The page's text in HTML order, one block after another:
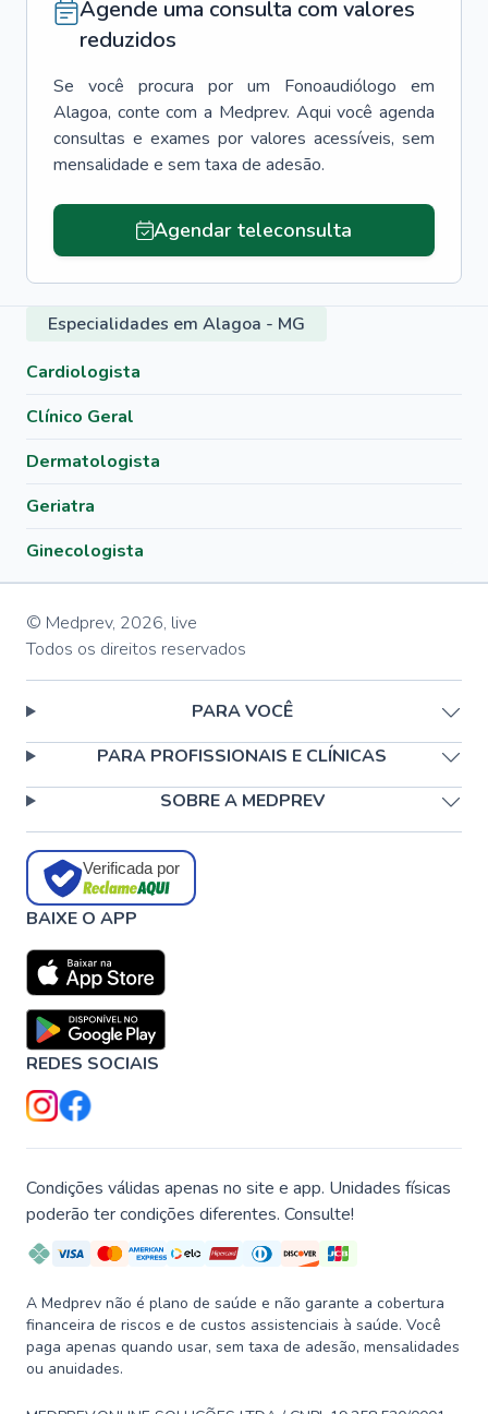
Agende uma consulta com valores
reduzidos
Se você procura por um Fonoaudiólogo
em
Alagoa, conte com a Medprev. Aqui você agenda
consultas e exames por valores acessíveis, sem
mensalidade e sem taxa de adesão.
Agendar teleconsulta
Especialidades em Alagoa - MG
Cardiologista
Clínico Geral
Dermatologista
Geriatra
Ginecologista
© Medprev, 2026, live
Todos os direitos reservados
PARA VOCÊ
PARA PROFISSIONAIS E CLÍNICAS
SOBRE A MEDPREV
Verificada por
BAIXE O APP
REDES SOCIAIS
Condições válidas apenas no site e app. Unidades físicas
poderão ter condições diferentes. Consulte!
A Medprev não é plano de saúde e não garante a cobertura
financeira de riscos e de custos assistenciais à saúde. Você
paga apenas quando usar, sem taxa de adesão, mensalidades
ou anuidades.